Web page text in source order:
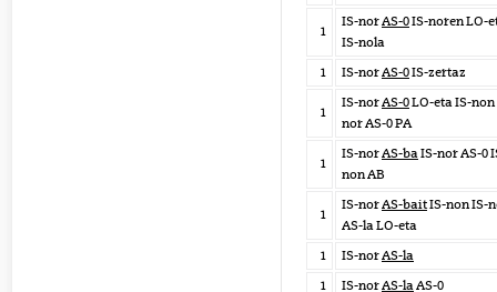
1
IS-norAS-0IS-noren LO-
IS-nola
1
IS-norAS-0IS-zertaz
1
IS-norAS-0LO-eta IS-non
nor AS-0 PA
1
IS-norAS-baIS-nor AS-0
non AB
1
IS-norAS-baitIS-non IS-
AS-la LO-eta
1
IS-norAS-la
1
IS-norAS-laAS-0